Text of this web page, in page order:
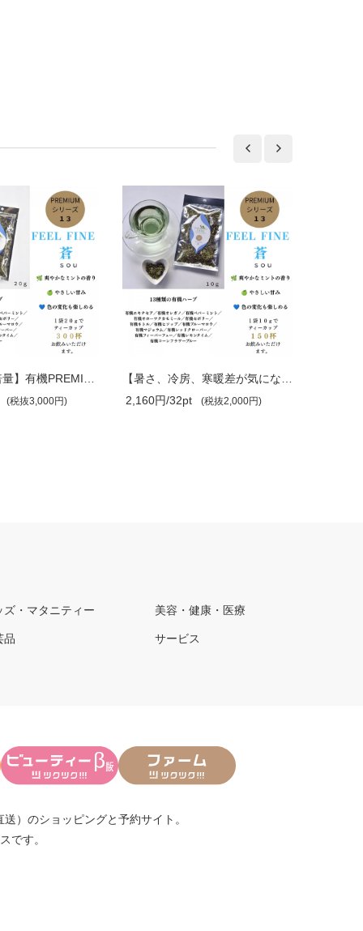
(税抜3,000円)
2,160円/32pt
(税抜2,000円)
ズ・マタニティー 美容・健康・医療
品 サービス
） のショッピングと予約サイト。
です。